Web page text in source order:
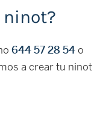
ninot?
644 57 28 54o
a crear tu ninot